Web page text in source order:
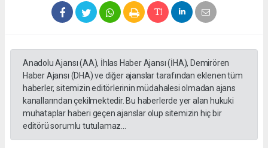
Anadolu Ajansı (AA), İhlas Haber Ajansı (İHA), Demirören
Haber Ajansı (DHA) ve diğer ajanslar tarafından eklenen tüm
haberler, sitemizin editörlerinin müdahalesi olmadan ajans
kanallarından çekilmektedir. Bu haberlerde yer alan hukuki
muhataplar haberi geçen ajanslar olup sitemizin hiç bir
editörü sorumlu tutulamaz...